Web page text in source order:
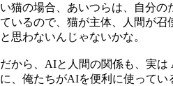
い猫の場合、あいつらは、自分の
ているので、猫が主体、人間が召
と思わないんじゃないかな。
だから、AIと人間の関係も、実
に、俺たちがAIを便利に使ってい